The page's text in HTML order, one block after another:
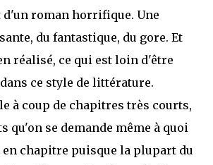
roman horrifique. Une
du fantastique, du gore. Et
réalisé, ce qui est loin d'être
ce style de littérature.
à coup de chapitres très courts,
qu'on se demande même à quoi
chapitre puisque la plupart du